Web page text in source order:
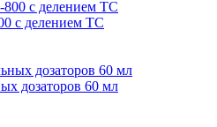
с делением ТС
дозаторов 60 мл